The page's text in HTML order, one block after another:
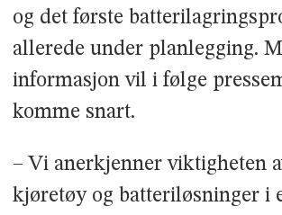
og det første
allerede under planlegging.
informasjon vil i følge
komme snart.
– Vi anerkjenner viktigheten
kjøretøy og batteriløsninger i